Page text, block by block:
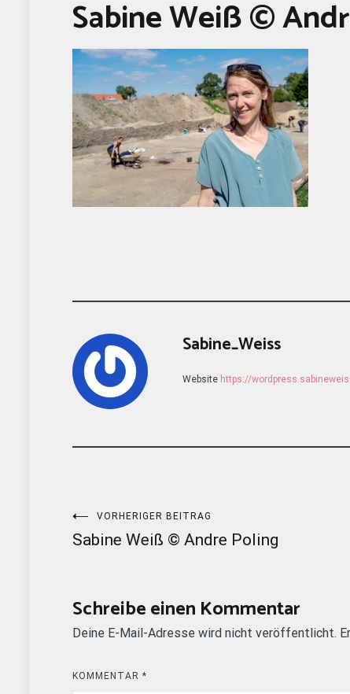
Sabine Weiß ©
Sabine_Weiss
Website https://
Beitragsnavigation
VORHERIGER BEITRAG
Sabine Weiß © Andre Poling
Schreibe einen Kommentar
Deine E-Mail-Adresse wird nicht veröffentlicht.
KOMMENTAR *